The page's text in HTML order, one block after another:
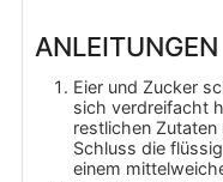
ANLEITUNGEN
Eier und Zucker
sich verdreifacht
restlichen
Schluss die
einem